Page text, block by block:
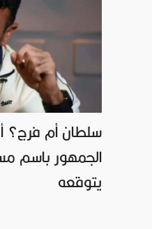
سلطان أم فرج؟
الجمهور باسم
يتوقعه